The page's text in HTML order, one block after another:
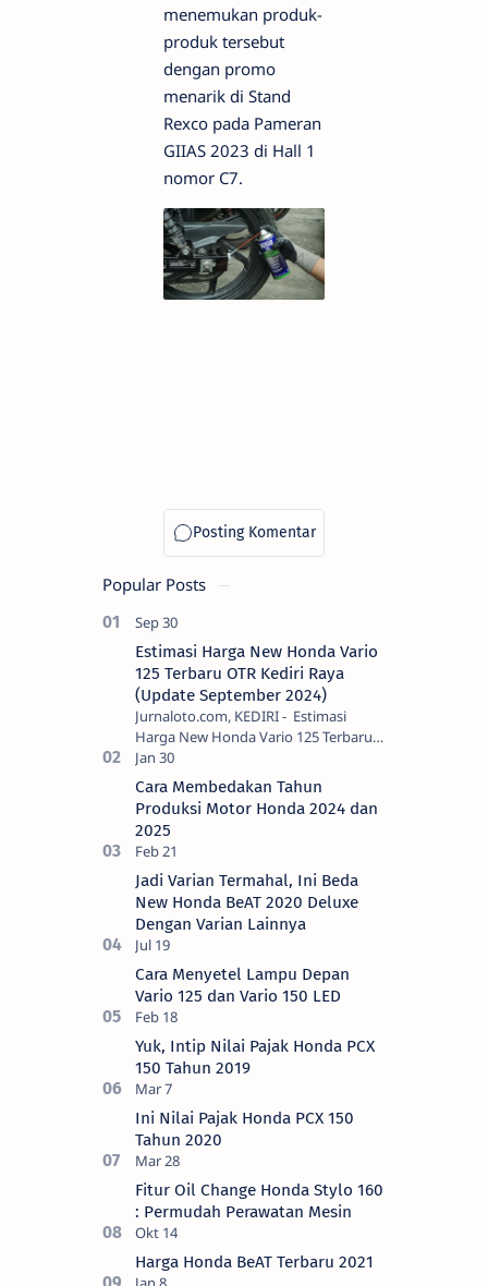
menemukan produk-
produk tersebut
dengan promo
menarik di Stand
Rexco pada Pameran
GIIAS 2023 di Hall 1
nomor C7.
Popular Posts
Estimasi Harga New Honda Vario
125 Terbaru OTR Kediri Raya
(Update September 2024)
Jurnaloto.com, KEDIRI - Estimasi
Harga New Honda Vario 125 Terbaru
OTR Kediri Raya (Update September
2024) Brosis sekalian, PT Astra Honda
Motor (AH…
Cara Membedakan Tahun
Produksi Motor Honda 2024 dan
2025
Jadi Varian Termahal, Ini Beda
New Honda BeAT 2020 Deluxe
Dengan Varian Lainnya
Cara Menyetel Lampu Depan
Vario 125 dan Vario 150 LED
Yuk, Intip Nilai Pajak Honda PCX
150 Tahun 2019
Ini Nilai Pajak Honda PCX 150
Tahun 2020
Fitur Oil Change Honda Stylo 160
: Permudah Perawatan Mesin
Harga Honda BeAT Terbaru 2021